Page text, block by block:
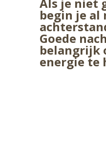
Als je niet
begin je al
Goede
belangrijk
energie te